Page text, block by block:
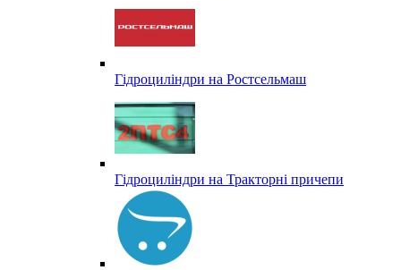
Гідроциліндри на Ростсельмаш
Гідроциліндри на Тракторні причепи